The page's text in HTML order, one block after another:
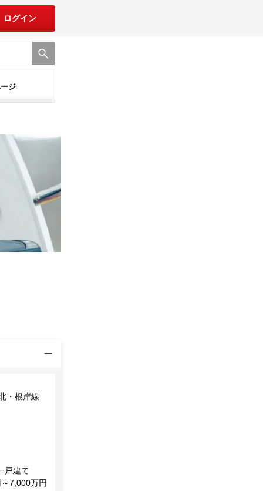
ログイン
ジ
・根岸線
戸建て
7,000万円